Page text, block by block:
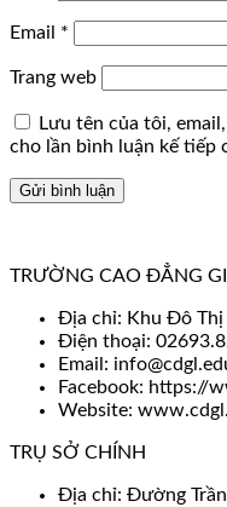
Email *
Trang web
Lưu tên của tôi,
cho lần bình luận kế tiếp
TRƯỜNG CAO ĐẲNG
Địa chỉ: Khu Đô Thị
Điện thoại:
Email:
Facebook: https://
Website:
TRỤ SỞ CHÍNH
Địa chỉ: Đường